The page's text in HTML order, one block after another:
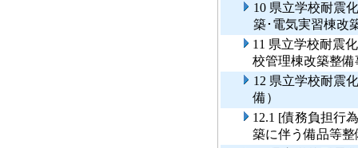
10 県立学校耐震
築･電気実習棟改
11 県立学校耐震
校管理棟改築整
12 県立学校耐震
備）
12.1 [債務負担行
築に伴う備品等整